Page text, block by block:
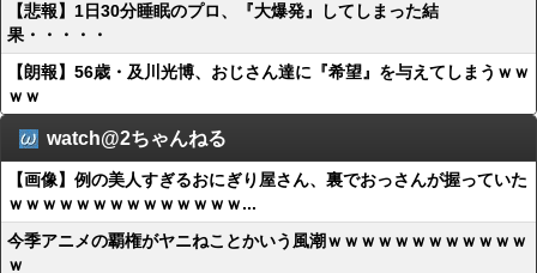
【悲報】1日30分睡眠のプロ、『大爆発』してしまった結
果・・・・・
【朗報】56歳・及川光博、おじさん達に『希望』を与えてしまうｗｗ
ｗｗ
watch@2ちゃんねる
【画像】例の美人すぎるおにぎり屋さん、裏でおっさんが握っていた
ｗｗｗｗｗｗｗｗｗｗｗｗｗｗ...
今季アニメの覇権がヤニねことかいう風潮ｗｗｗｗｗｗｗｗｗｗｗｗ
ｗ